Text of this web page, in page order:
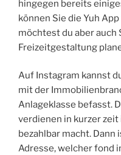
hingegen bereits
können Sie die Yuh
möchtest du aber auch
Freizeitgestaltung
Auf Instagram kannst
mit der
Anlageklasse befasst.
verdienen in kurzer zeit
bezahlbar macht.
Adresse, welcher fond